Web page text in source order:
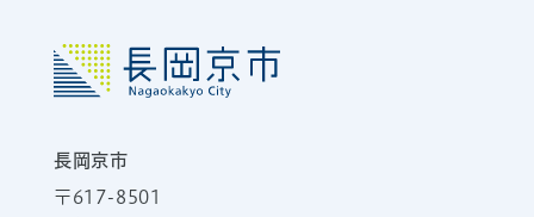
長岡京市
〒617-8501